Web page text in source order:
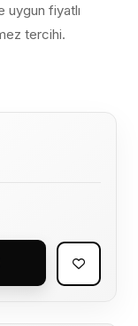
uygun fiyatlı
tercihi.